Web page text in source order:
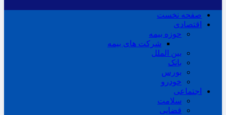
صفحه نخست
اقتصادی
حوزه بیمه
شرکت های بیمه
بین الملل
بانک
بورس
خودرو
اجتماعی
سلامت
قضایی